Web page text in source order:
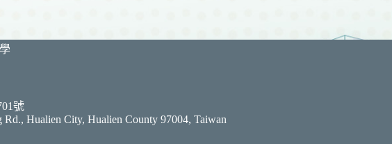
號
Rd., Hualien City, Hualien County 97004, Taiwan